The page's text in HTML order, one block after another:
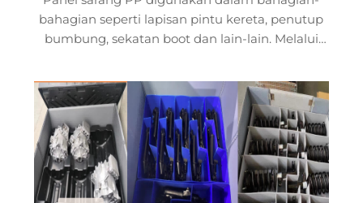
bahagian seperti lapisan pintu kereta, penutup
bumbung, sekatan boot dan lain-lain. Melalui
kompleks, sambil mengekalkan keupayaan
hentaman yang sangat baik dan ketahanan
terhadap kakisan. Tambahan pula, panel ini juga
mempunyai ciri-ciri penyerapan haba yang
rendah dan penyerapan air yang minimum,
menjadikannya pilihan utama untuk komponen